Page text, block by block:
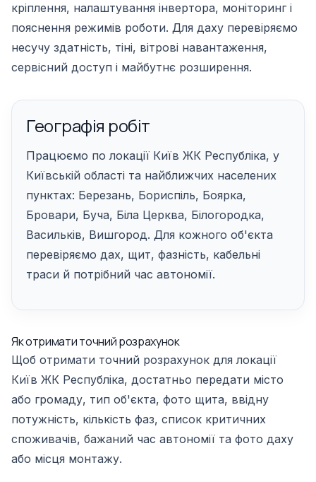
кріплення, налаштування інвертора, моніторинг і
пояснення режимів роботи. Для даху перевіряємо
несучу здатність, тіні, вітрові навантаження,
сервісний доступ і майбутнє розширення.
Географія робіт
Працюємо по локації Київ ЖК Республіка, у
Київській області та найближчих населених
пунктах: Березань, Бориспіль, Боярка,
Бровари, Буча, Біла Церква, Білогородка,
Васильків, Вишгород. Для кожного об'єкта
перевіряємо дах, щит, фазність, кабельні
траси й потрібний час автономії.
Як отримати точний розрахунок
Щоб отримати точний розрахунок для локації
Київ ЖК Республіка, достатньо передати місто
або громаду, тип об'єкта, фото щита, ввідну
потужність, кількість фаз, список критичних
споживачів, бажаний час автономії та фото даху
або місця монтажу.